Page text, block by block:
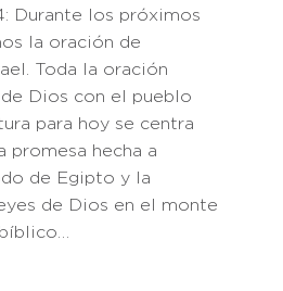
Durante los próximos
la oración de
Toda la oración
Dios con el pueblo
para hoy se centra
promesa hecha a
de Egipto y la
de Dios en el monte